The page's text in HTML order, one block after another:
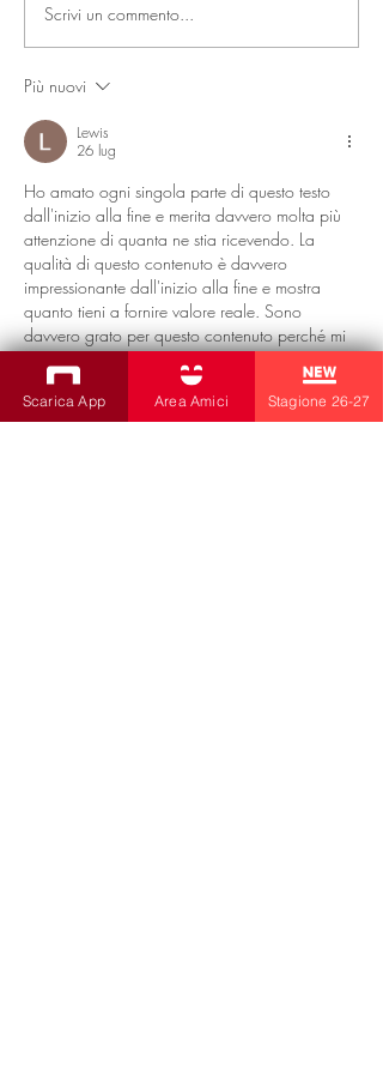
Let’s Play: a Trieste il
cartellone condiviso tra
Sloveno - IL PICCOLO
27/05/26
Scrivi un commento...
Più nuovi
Lewis
26 lug
Ho amato ogni singola parte di questo testo
dall'inizio alla fine e merita davvero molta più
attenzione di quanta ne stia ricevendo. La
qualità di questo contenuto è davvero
impressionante dall'inizio alla fine e mostra
quanto tieni a fornire valore reale. Sono
davvero grato per questo contenuto perché mi
ha fatto risparmiare un sacco di tempo e fatica
preziosi. Non smettere mai di creare contenuti
come questo perché sta genuinamente facendo
Scarica App Area Amici Stagione 26-27